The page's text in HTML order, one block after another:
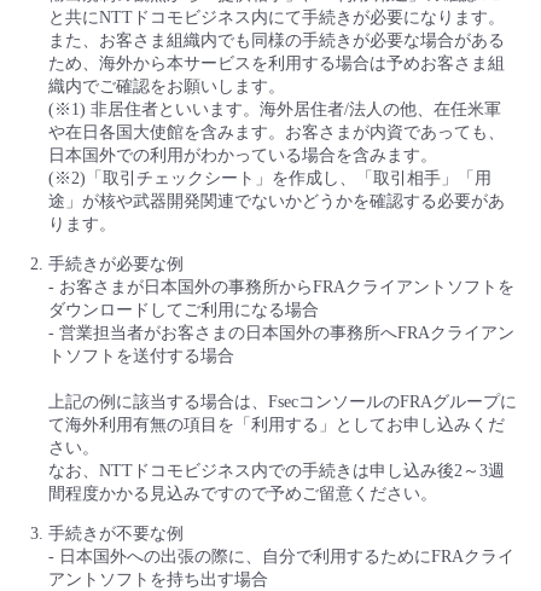
と共にNTTドコモビジネス内にて手続きが必要になります。
また、お客さま組織内でも同様の手続きが必要な場合がある
ため、海外から本サービスを利用する場合は予めお客さま組
織内でご確認をお願いします。
(※1) 非居住者といいます。海外居住者/法人の他、在任米軍
や在日各国大使館を含みます。お客さまが内資であっても、
日本国外での利用がわかっている場合を含みます。
(※2)「取引チェックシート」を作成し、「取引相手」「用
途」が核や武器開発関連でないかどうかを確認する必要があ
ります。
手続きが必要な例
- お客さまが日本国外の事務所からFRAクライアントソフトを
ダウンロードしてご利用になる場合
- 営業担当者がお客さまの日本国外の事務所へFRAクライアン
トソフトを送付する場合
上記の例に該当する場合は、FsecコンソールのFRAグループに
て海外利用有無の項目を「利用する」としてお申し込みくだ
さい。
なお、NTTドコモビジネス内での手続きは申し込み後2～3週
間程度かかる見込みですので予めご留意ください。
手続きが不要な例
- 日本国外への出張の際に、自分で利用するためにFRAクライ
アントソフトを持ち出す場合